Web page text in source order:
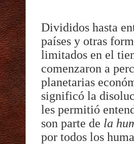
Divididos hasta
países y otras
limitados en el
comenzaron a
planetarias
significó la
les permitió
son parte de la
por todos los